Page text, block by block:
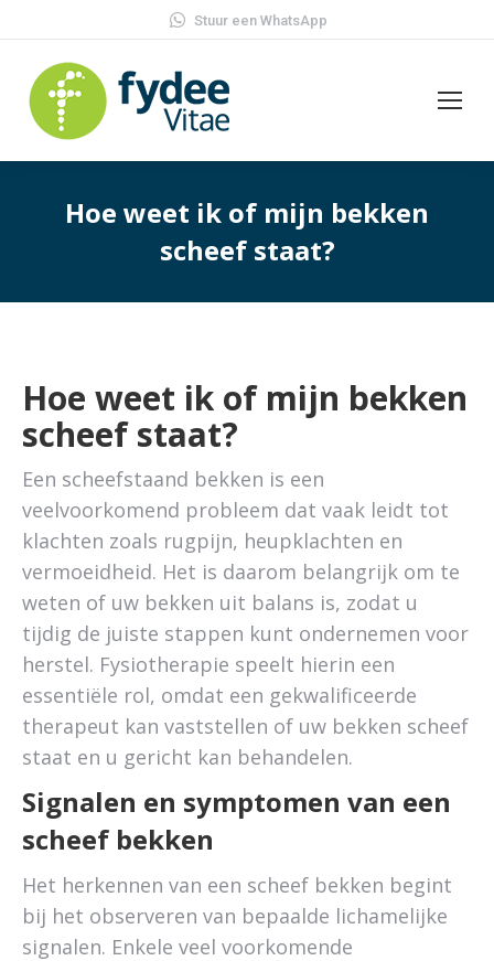
Stuur een WhatsApp
Hoe weet ik of mijn bekken
scheef staat?
Hoe weet ik of mijn bekken
scheef staat?
Een scheefstaand bekken is een
veelvoorkomend probleem dat vaak leidt tot
klachten zoals rugpijn, heupklachten en
vermoeidheid. Het is daarom belangrijk om te
weten of uw bekken uit balans is, zodat u
tijdig de juiste stappen kunt ondernemen voor
herstel. Fysiotherapie speelt hierin een
essentiële rol, omdat een gekwalificeerde
therapeut kan vaststellen of uw bekken scheef
staat en u gericht kan behandelen.
Signalen en symptomen van een
scheef bekken
Het herkennen van een scheef bekken begint
bij het observeren van bepaalde lichamelijke
signalen. Enkele veel voorkomende